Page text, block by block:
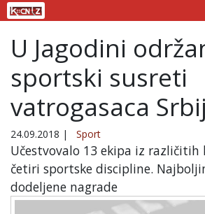
U Jagodini
sportski susreti
vatrogasaca
24.09.2018 | Sport
Učestvovalo 13 ekipa iz različitih
četiri sportske discipline.
dodeljene nagrade